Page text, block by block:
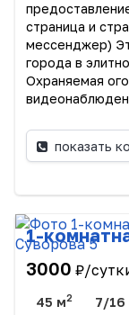
страница и
мессенджер)
города в
Охраняемая
показать
1-
3000 ₽/
45 м2 7/16